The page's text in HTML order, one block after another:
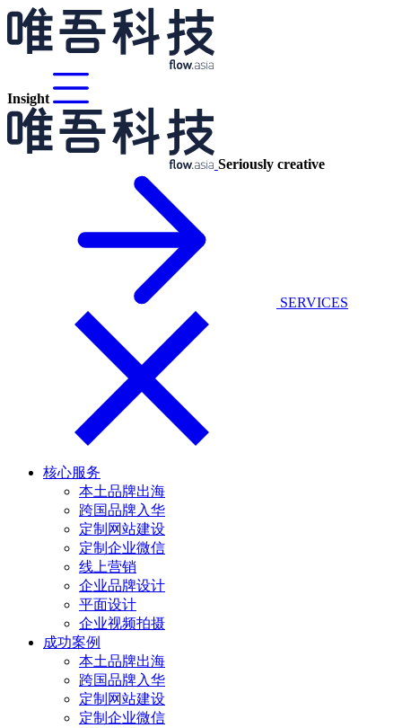
Insight
Seriously creative
SERVICES
核心服务
本土品牌出海
跨国品牌入华
定制网站建设
定制企业微信
线上营销
企业品牌设计
平面设计
企业视频拍摄
成功案例
本土品牌出海
跨国品牌入华
定制网站建设
定制企业微信